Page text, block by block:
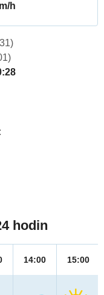
h
hodin
14:00 15:00